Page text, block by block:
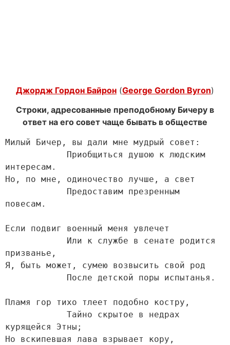
Джордж Гордон Байрон (George Gordon Byron)
Строки, адресованные преподобному Бичеру в
ответ на его совет чаще бывать в обществе
Милый Бичер, вы дали мне мудрый совет:
интересам.
Но, по мне, одиночество лучше, а свет
повесам.
Если подвиг военный меня увлечет
призванье,
Я, быть может, сумею возвысить свой род
Пламя гор тихо тлеет подобно костру,
курящейся Этны;
Но вскипевшая лава взрывает кору,